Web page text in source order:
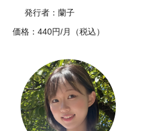
発行者：蘭子
価格：440円/月（税込）